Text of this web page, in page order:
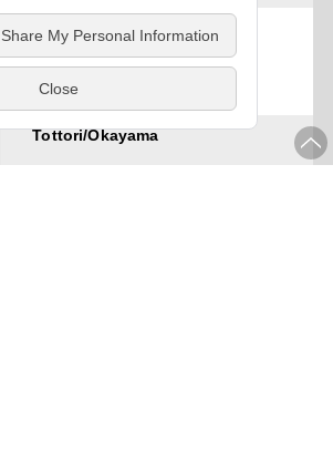
Tottori/Okayama
Tottori/Okayama